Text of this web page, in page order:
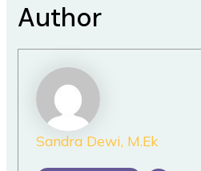
Author
Sandra Dewi, M.Ek